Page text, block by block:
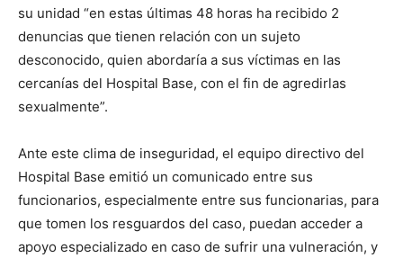
su unidad “en estas últimas 48 horas ha recibido 2
denuncias que tienen relación con un sujeto
desconocido, quien abordaría a sus víctimas en las
cercanías del Hospital Base, con el fin de agredirlas
sexualmente”.
Ante este clima de inseguridad, el equipo directivo del
Hospital Base emitió un comunicado entre sus
funcionarios, especialmente entre sus funcionarias, para
que tomen los resguardos del caso, puedan acceder a
apoyo especializado en caso de sufrir una vulneración, y